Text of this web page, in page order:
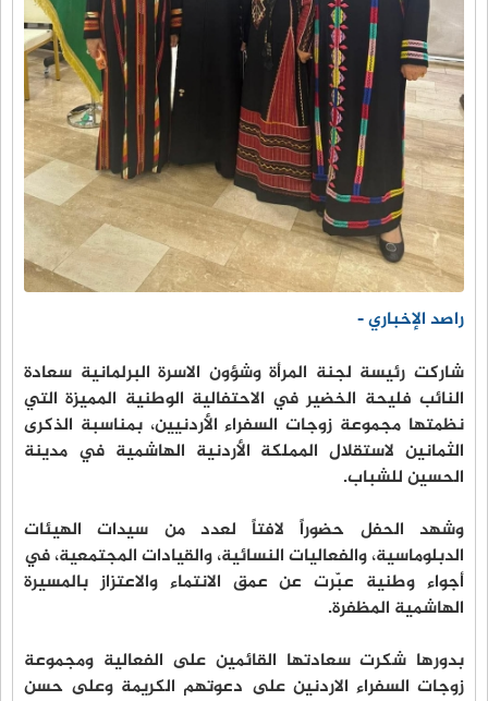
راصد الإخباري -
شاركت رئيسة لجنة المرأة وشؤون الاسرة البرلمانية سعادة
النائب فليحة الخضير في الاحتفالية الوطنية المميزة التي
نظمتها مجموعة زوجات السفراء الأردنيين، بمناسبة الذكرى
الثمانين لاستقلال المملكة الأردنية الهاشمية في مدينة
الحسين للشباب.
وشهد الحفل حضوراً لافتاً لعدد من سيدات الهيئات
الدبلوماسية، والفعاليات النسائية، والقيادات المجتمعية، في
أجواء وطنية عبّرت عن عمق الانتماء والاعتزاز بالمسيرة
الهاشمية المظفرة.
بدورها شكرت سعادتها القائمين على الفعالية ومجموعة
زوجات السفراء الاردنين على دعوتهم الكريمة وعلى حسن